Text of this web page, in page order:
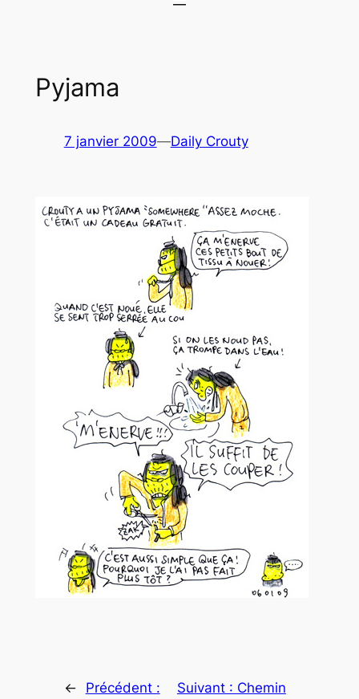
Pyjama
7 janvier 2009—Daily Crouty
←
Précédent :
Suivant : Chemin